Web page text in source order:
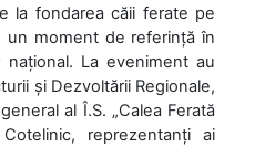
la fondarea căii ferate pe
un moment de referință în
La eveniment au
și Dezvoltării Regionale,
al Î.S. „Calea Ferată
reprezentanți ai